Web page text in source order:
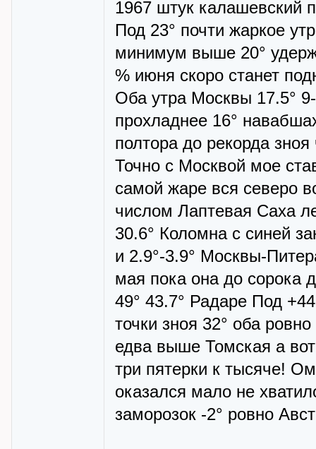
1967 штук калашевский
Под 23° почти жаркое
минимум выше 20°
% июня скоро станет
Оба утра Москвы 17.5°
прохладнее 16°
полтора до рекорда
Точно с Москвой мое
самой жаре вся северо
числом Лаптевая Саха
30.6° Коломна с синей
и 2.9°-3.9° Москвы-
мая пока она до сорока
49° 43.7° Радаре Под
точки зноя 32° оба
едва выше Томская а
три пятерки к тысяче!
оказался мало не
заморозок -2° ровно